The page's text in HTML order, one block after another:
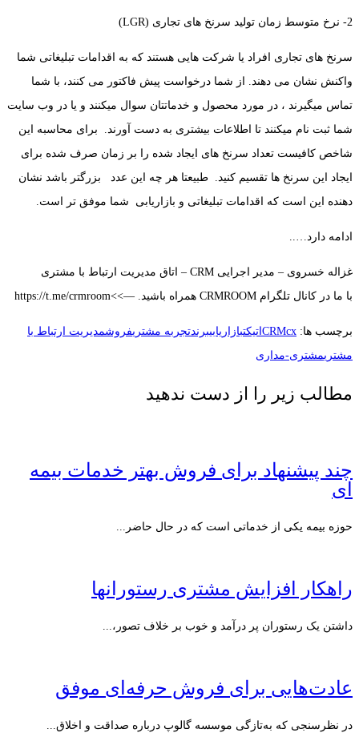
2- نرخ متوسط زمان تولید سرنخ های تجاری (LGR)
سرنخ های تجاری افراد یا شرکت هایی هستند که به اقدامات تبلیغاتی شما
واکنش نشان می دهند. از شما درخواست پیش فاکتور می کنند، با شما
تماس میگیرند ، در مورد محصول و خدماتتان سوال میکنند و یا در وب سایت
شما ثبت نام میکنند تا اطلاعات بیشتری به دست آورند. برای محاسبه این
شاخص کافیست تعداد سرنخ های ایجاد شده را بر زمان صرف شده برای
ایجاد این سرنخ ها تقسیم کنید. طبیعتا هر چه این عدد بزرگتر باشد نشان
دهنده این است که اقدامات تبلیغاتی و بازاریابی شما موفق تر است.
ادامه دارد…..
غزاله خسروی – مدیر اجرایی CRM – اتاق مدیریت ارتباط با مشتری
با ما در کانال تلگرام CRMROOM همراه باشید. —>>https://t.me/crmroom
برچسب ها: CRMcx اتیکتبازاریابیبرندتجربه مشتریفروشمدیریت ارتباط با
مشتریمشتری-مداری
مطالب زیر را از دست ندهید
چند پیشنهاد برای فروش بهتر خدمات بیمه
ای
حوزه بیمه یکی از خدماتی است که در حال حاضر...
راهکار افزایش مشتری رستورانها‎
داشتن یک رستوران پر درآمد و خوب بر خلاف تصور،...
عادت‌هایی برای فروش حرفه‌ای موفق
در نظرسنجی که به‌تازگی موسسه گالوپ درباره صداقت و اخلاق...